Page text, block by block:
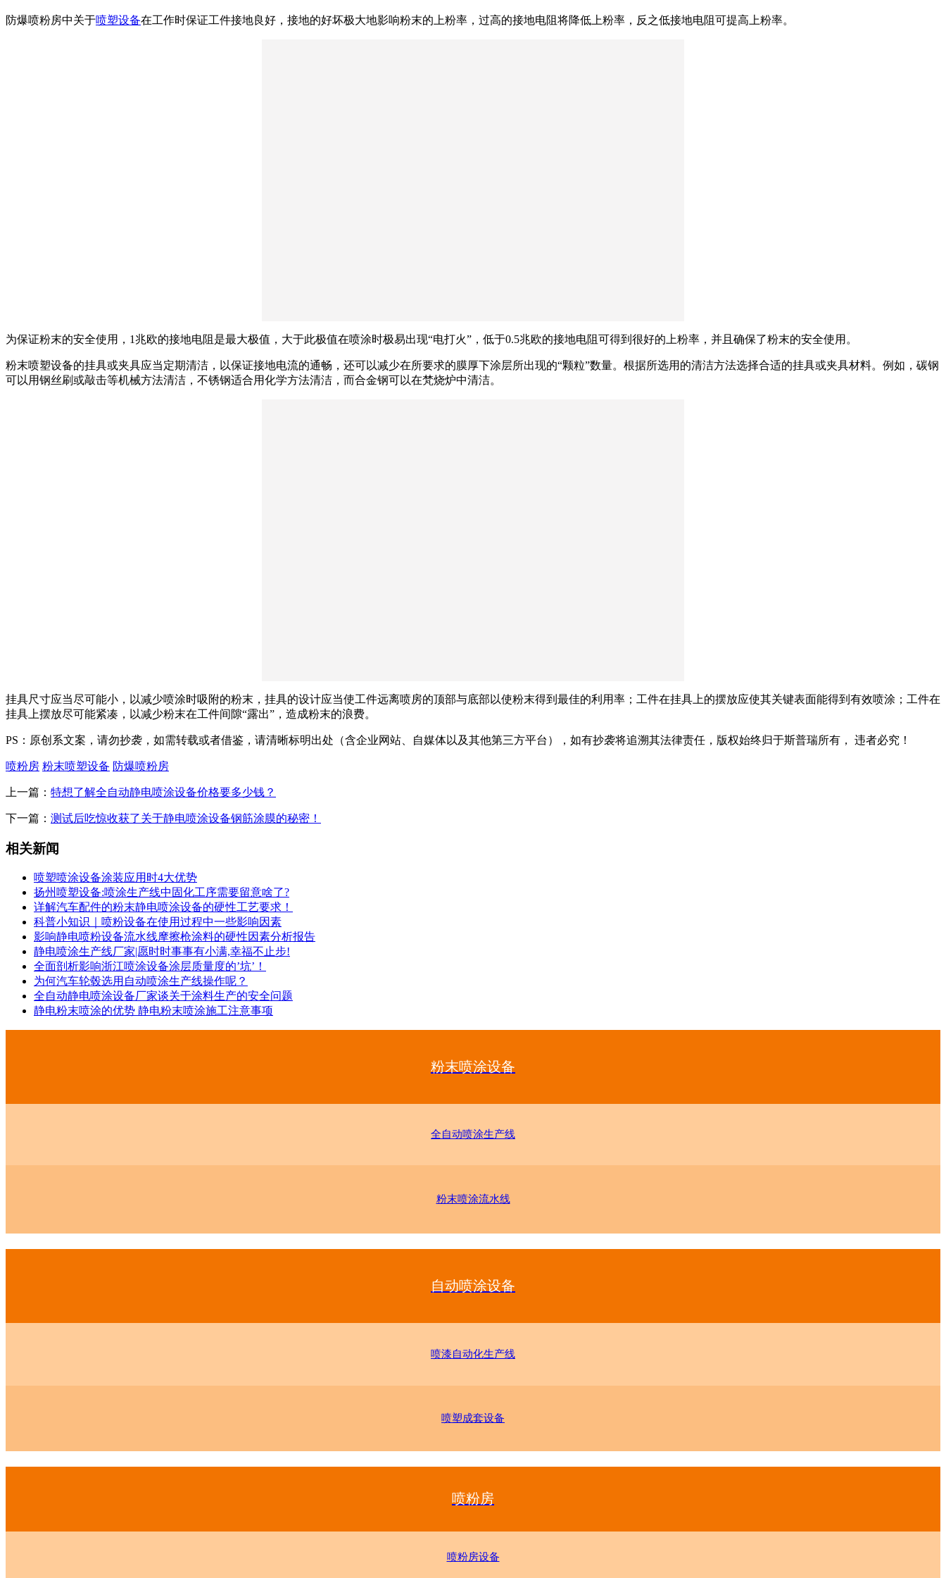
防爆喷粉房中关于喷塑设备在工作时保证工件接地良好，接地的好坏极大地影响粉末的上粉率，过高的接地电阻将降低上粉率，反之低接地电阻可提高上粉率。
为保证粉末的安全使用，1兆欧的接地电阻是最大极值，大于此极值在喷涂时极易出现“电打火”，低于0.5兆欧的接地电阻可得到很好的上粉率，并且确保了粉末的安全使用。
粉末喷塑设备的挂具或夹具应当定期清洁，以保证接地电流的通畅，还可以减少在所要求的膜厚下涂层所出现的“颗粒”数量。根据所选用的清洁方法选择合适的挂具或夹具材料。例如，碳钢
可以用钢丝刷或敲击等机械方法清洁，不锈钢适合用化学方法清洁，而合金钢可以在梵烧炉中清洁。
挂具尺寸应当尽可能小，以减少喷涂时吸附的粉末，挂具的设计应当使工件远离喷房的顶部与底部以使粉末得到最佳的利用率；工件在挂具上的摆放应使其关键表面能得到有效喷涂；工件在
挂具上摆放尽可能紧凑，以减少粉末在工件间隙“露出”，造成粉末的浪费。
PS：原创系文案，请勿抄袭，如需转载或者借鉴，请清晰标明出处（含企业网站、自媒体以及其他第三方平台），如有抄袭将追溯其法律责任，版权始终归于斯普瑞所有， 违者必究！
喷粉房 粉末喷塑设备 防爆喷粉房
上一篇： 特想了解全自动静电喷涂设备价格要多少钱？
下一篇： 测试后吃惊收获了关于静电喷涂设备钢筋涂膜的秘密！
相关新闻
喷塑喷涂设备涂装应用时4大优势
扬州喷塑设备:喷涂生产线中固化工序需要留意啥了?
详解汽车配件的粉末静电喷涂设备的硬性工艺要求！
科普小知识｜喷粉设备在使用过程中一些影响因素
影响静电喷粉设备流水线摩擦枪涂料的硬性因素分析报告
静电喷涂生产线厂家|愿时时事事有小满,幸福不止步!
全面剖析影响浙江喷涂设备涂层质量度的’坑’！
为何汽车轮毂选用自动喷涂生产线操作呢？
全自动静电喷涂设备厂家谈关于涂料生产的安全问题
静电粉末喷涂的优势 静电粉末喷涂施工注意事项
粉末喷涂设备
全自动喷涂生产线
粉末喷涂流水线
自动喷涂设备
喷漆自动化生产线
喷塑成套设备
喷粉房
喷粉房设备